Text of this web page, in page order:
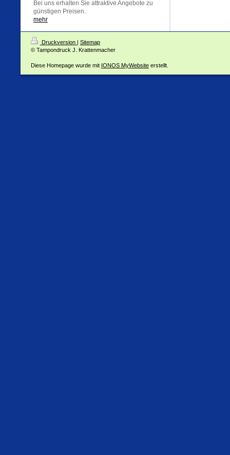
Bei uns erhalten Sie attraktive Angebote zu
günstigen Preisen.
mehr
Druckversion | Sitemap
© Tampondruck J. Krattenmacher
Diese Homepage wurde mit IONOS MyWebsite erstellt.